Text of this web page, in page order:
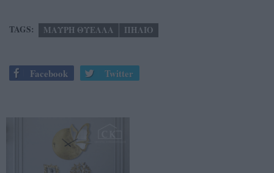
TAGS: ΜΑΥΡΗ ΘΥΕΛΛΑ ΠΗΛΙΟ
Facebook Twitter